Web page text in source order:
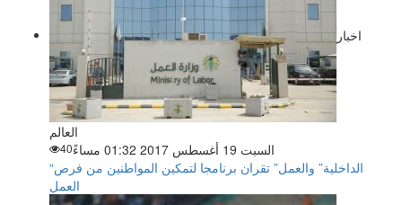
اخبار
العالم
السبت 19 أغسطس 2017 01:32 مساءً
40
“الداخلية” والعمل” تقران برنامجا لتمكين المواطنين من فرص
العمل